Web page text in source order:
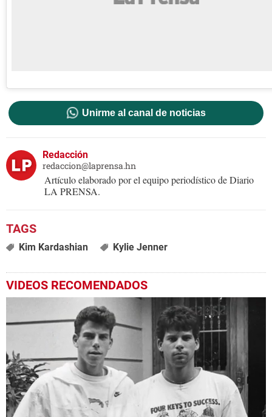
Unirme al canal de noticias
Redacción
redaccion@laprensa.hn
Artículo elaborado por el equipo periodístico de Diario
LA PRENSA.
Kim Kardashian Kylie Jenner
VIDEOS RECOMENDADOS